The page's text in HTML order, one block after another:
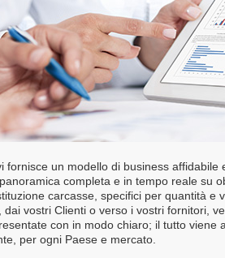
fornisce un modello di business affidabile
completa e in tempo reale su
carcasse, specifici per quantità e
dai vostri Clienti o verso i vostri fornitori,
con in modo chiaro; il tutto viene
per ogni Paese e mercato.